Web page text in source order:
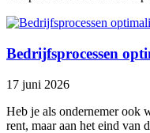
Bedrijfsprocessen
17 juni 2026
Heb je als ondernemer ook
rent, maar aan het eind van